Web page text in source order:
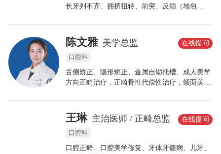
长牙列不齐、拥挤扭转、前突、反颌（地包
健康的个性化正畸矫治。
陈文雅 美学总监
口腔科
舌侧矫正、隐形矫正、金属自锁托槽、成人美学
方向正畸治疗，正畸骨性代偿性治疗，颌面美学
等，数字化美学设计和瓷贴面美牙修复技术。
在线提问
王琳 主治医师 / 正畸总监
口腔科
口腔正畸、口腔美学修复、牙体牙髓病、儿牙、
在线提问